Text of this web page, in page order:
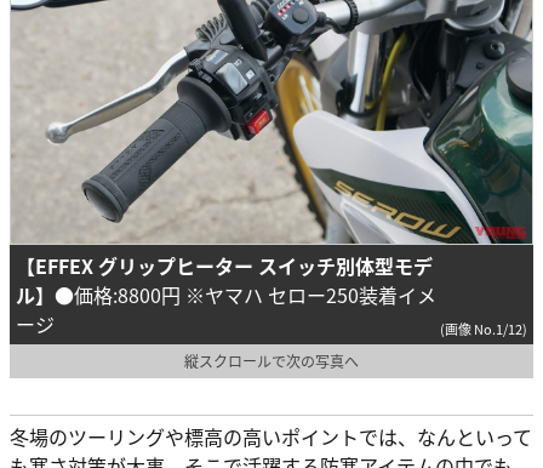
【EFFEX グリップヒーター スイッチ別体型モデ
ル】 ●価格:8800円 ※ヤマハ セロー250装着イメ
ージ
(画像 No.1/12)
縦スクロールで次の写真へ
冬場のツーリングや標高の高いポイントでは、なんといって